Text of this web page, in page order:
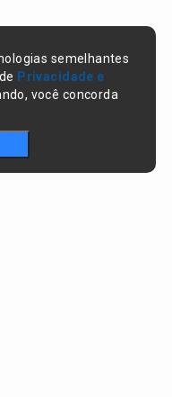
semelhantes
Privacidade e
você concorda